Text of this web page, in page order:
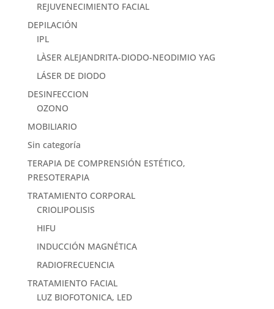
REJUVENECIMIENTO FACIAL
DEPILACIÓN
IPL
LÀSER ALEJANDRITA-DIODO-NEODIMIO YAG
LÁSER DE DIODO
DESINFECCION
OZONO
MOBILIARIO
Sin categoría
TERAPIA DE COMPRENSIÓN ESTÉTICO,
PRESOTERAPIA
TRATAMIENTO CORPORAL
CRIOLIPOLISIS
HIFU
INDUCCIÓN MAGNÉTICA
RADIOFRECUENCIA
TRATAMIENTO FACIAL
LUZ BIOFOTONICA, LED